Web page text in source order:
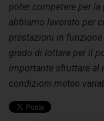
poter competere per
abbiamo lavorato per
prestazioni in funzione
grado di lottare per il
importante sfruttare al
condizioni meteo